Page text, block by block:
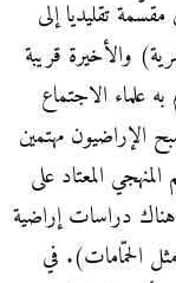
تقليديا إلى
والأخيرة قريبة
علماء الاجتماع
الإراضيون مهتمين
المعتاد على
دراسات إراضية
الحمّامات). في